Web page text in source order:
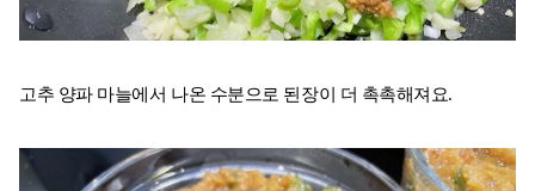
고추 양파 마늘에서 나온 수분으로 된장이 더 촉촉해져요.